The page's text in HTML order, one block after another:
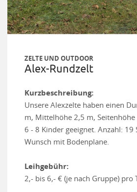
ZELTE UND OUTDOOR
Alex-Rundzelt
Kurzbeschreibung:
Unsere Alexzelte haben einen
m, Mittelhöhe 2,5 m,
6 - 8 Kinder geeignet. Anzahl: 19
Wunsch mit Bodenplane.
Leihgebühr:
2,- bis 6,- € (je nach Gruppe) pro